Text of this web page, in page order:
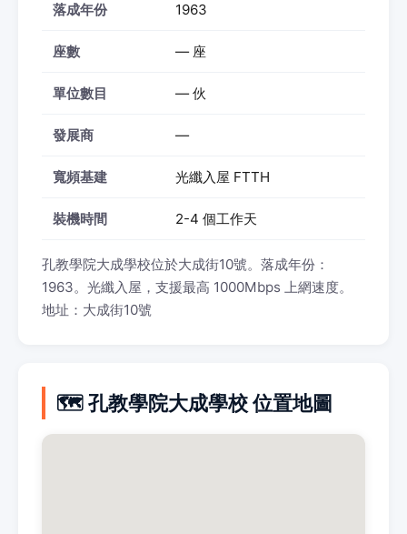
落成年份 1963
座數 — 座
單位數目 — 伙
發展商 —
寬頻基建 光纖入屋 FTTH
裝機時間 2-4 個工作天
孔教學院大成學校位於大成街10號。落成年份：
1963。光纖入屋，支援最高 1000Mbps 上網速度。
地址：大成街10號
🗺️ 孔教學院大成學校 位置地圖